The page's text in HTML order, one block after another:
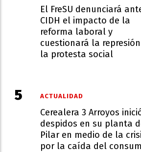
El FreSU denunciará
CIDH el impacto de la
reforma laboral y
cuestionará la
la protesta social
Cerealera 3 Arroyos
despidos en su planta
Pilar en medio de la
por la caída del
ACTUALIDAD